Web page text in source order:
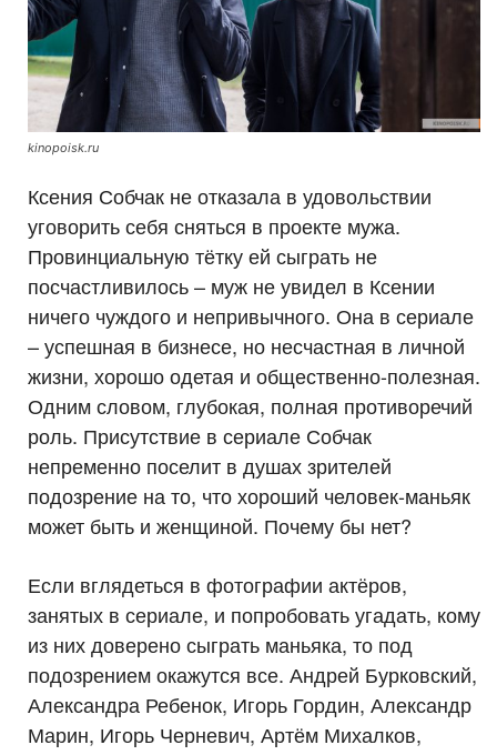
kinopoisk.ru
Ксения Собчак не отказала в удовольствии
уговорить себя сняться в проекте мужа.
Провинциальную тётку ей сыграть не
посчастливилось – муж не увидел в Ксении
ничего чуждого и непривычного. Она в сериале
– успешная в бизнесе, но несчастная в личной
жизни, хорошо одетая и общественно-полезная.
Одним словом, глубокая, полная противоречий
роль. Присутствие в сериале Собчак
непременно поселит в душах зрителей
подозрение на то, что хороший человек-маньяк
может быть и женщиной. Почему бы нет?
Если вглядеться в фотографии актёров,
занятых в сериале, и попробовать угадать, кому
из них доверено сыграть маньяка, то под
подозрением окажутся все. Андрей Бурковский,
Александра Ребенок, Игорь Гордин, Александр
Марин, Игорь Черневич, Артём Михалков,